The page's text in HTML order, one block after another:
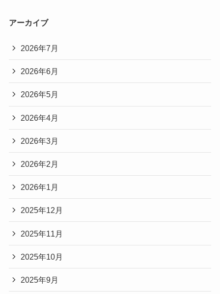
アーカイブ
2026年7月
2026年6月
2026年5月
2026年4月
2026年3月
2026年2月
2026年1月
2025年12月
2025年11月
2025年10月
2025年9月